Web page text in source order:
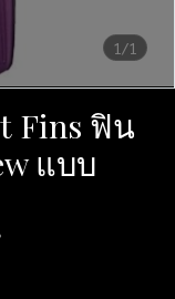
1/1
Fins ฟิน
แบบ